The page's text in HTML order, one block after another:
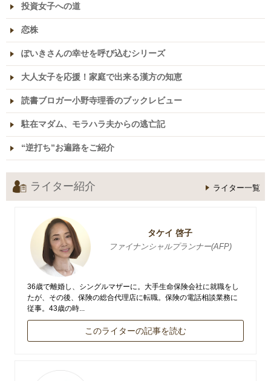
投資女子への道
恋株
ぽいきさんの幸せを呼び込むシリーズ
大人女子を応援！家庭で出来る漢方の知恵
読書ブロガー小野寺理香のブックレビュー
駐在マダム、モラハラ夫からの逃亡記
“逆打ち”お遍路をご紹介
ライター紹介 ライター一覧
タケイ 啓子
ファイナンシャルプランナー(AFP)
36歳で離婚し、シングルマザーに。大手生命保険会社に就職をし
たが、その後、保険の総合代理店に転職。保険の電話相談業務に
従事。43歳の時...
このライターの記事を読む